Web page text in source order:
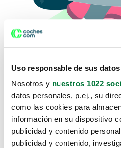
Uso responsable de sus datos
Nosotros y nuestros 1022
datos personales, p.ej., su
como las cookies para
información en su dispositivo
publicidad y contenido
publicidad y contenido,
Lo sentimos, no
te hemos traido